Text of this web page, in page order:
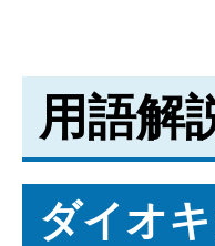
用語解
ダイオ